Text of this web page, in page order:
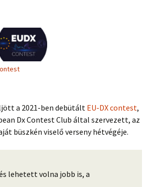
a 2021-ben debütált EU-DX contest,
Dx Contest Club által szervezett, az
büszkén viselő verseny hétvégéje.
lehetett volna jobb is, a